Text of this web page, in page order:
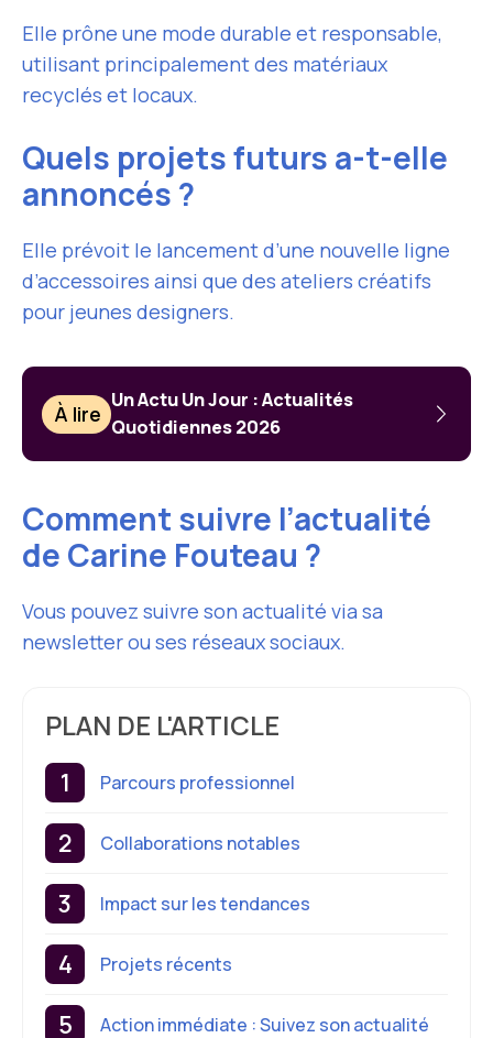
Elle prône une mode durable et responsable,
utilisant principalement des matériaux
recyclés et locaux.
Quels projets futurs a-t-elle
annoncés ?
Elle prévoit le lancement d’une nouvelle ligne
d’accessoires ainsi que des ateliers créatifs
pour jeunes designers.
À lire
Un Actu Un Jour : Actualités
Quotidiennes 2026
Comment suivre l’actualité
de Carine Fouteau ?
Vous pouvez suivre son actualité via sa
newsletter ou ses réseaux sociaux.
PLAN DE L'ARTICLE
Parcours professionnel
Collaborations notables
Impact sur les tendances
Projets récents
Action immédiate : Suivez son actualité